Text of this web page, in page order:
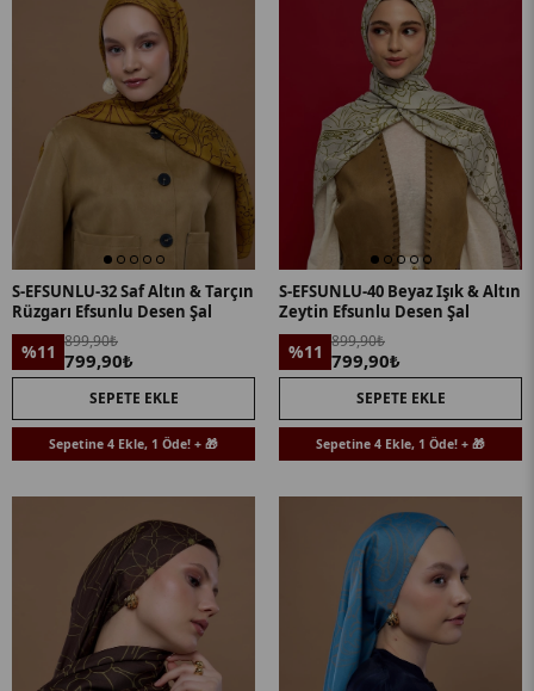
S-EFSUNLU-32 Saf Altın & Tarçın
Rüzgarı Efsunlu Desen Şal
%11 899,90₺
799,90₺
SEPETE EKLE
Sepetine 4 Ekle, 1 Öde! + 🎁
S-EFSUNLU-40 Beyaz Işık & Altın
Zeytin Efsunlu Desen Şal
%11 899,90₺
799,90₺
SEPETE EKLE
Sepetine 4 Ekle, 1 Öde! + 🎁